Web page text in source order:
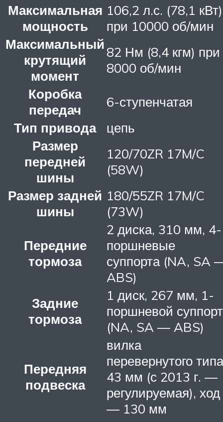
Максимальная
мощность
106,2 л.с. (78,1 кВт)
при 10000 об/мин
Максимальный
крутящий
момент
82 Нм (8,4 кгм) при
8000 об/мин
Коробка
передач
6-ступенчатая
Тип привода
цепь
Размер
передней
шины
120/70ZR 17M/C
(58W)
Размер задней
шины
180/55ZR 17M/C
(73W)
Передние
тормоза
2 диска, 310 мм, 4-
поршневые
суппорта (NA, SA
ABS)
Задние
тормоза
1 диск, 267 мм, 1-
поршневой суппорт
(NA, SA — ABS)
Передняя
подвеска
вилка
перевернутого типа
43 мм (с 2013 г. —
регулируемая), ход
— 130 мм